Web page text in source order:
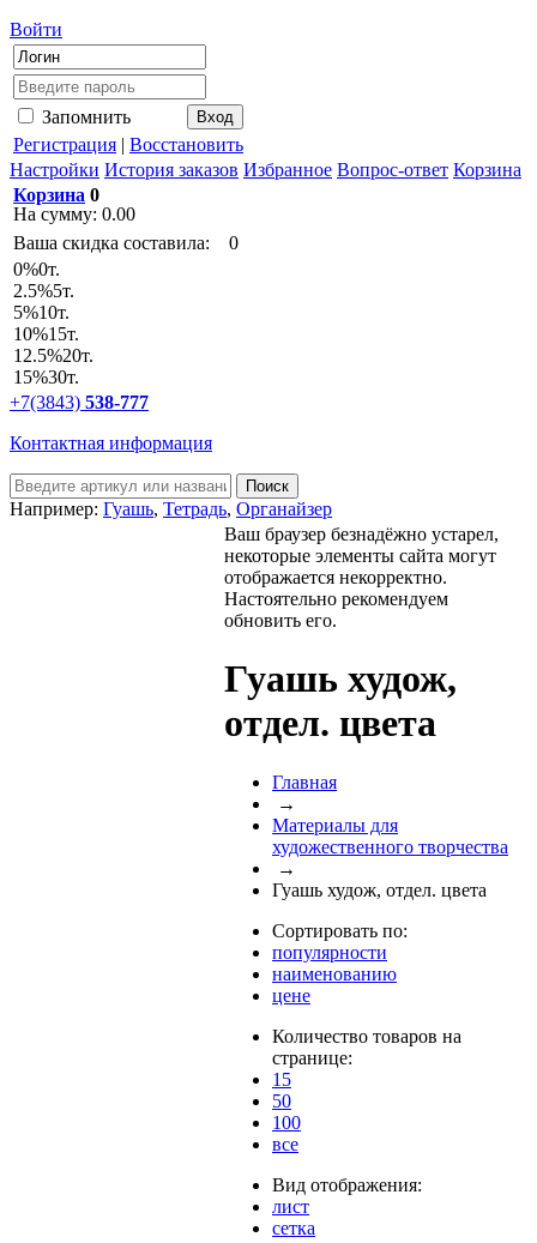
Войти
Запомнить
Регистрация | Восстановить
Настройки История заказов Избранное Вопрос-ответ Корзина
Корзина 0
На сумму: 0.00
Ваша скидка составила:
0
0%0т.
2.5%5т.
5%10т.
10%15т.
12.5%20т.
15%30т.
+7(3843) 538-777
Контактная информация
Например: Гуашь, Тетрадь, Органайзер
Ваш браузер безнадёжно устарел,
некоторые элементы сайта могут
отображается некорректно.
Настоятельно рекомендуем
обновить его.
Гуашь худож,
отдел. цвета
Главная
→
Материалы для
художественного творчества
→
Гуашь худож, отдел. цвета
Сортировать по:
популярности
наименованию
цене
Количество товаров на
странице:
15
50
100
все
Вид отображения:
лист
сетка